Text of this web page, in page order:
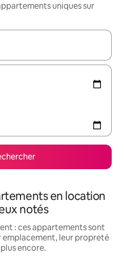
uniques sur
utilisez les flèches vers le
en location
notés
: ces appartements sont
emplacement, leur propreté
encore.